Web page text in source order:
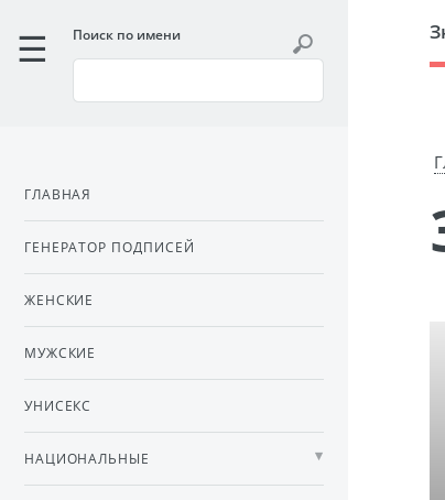
Поиск по имени
ГЛАВНАЯ
ГЕНЕРАТОР ПОДПИСЕЙ
ЖЕНСКИЕ
МУЖСКИЕ
УНИСЕКС
НАЦИОНАЛЬНЫЕ